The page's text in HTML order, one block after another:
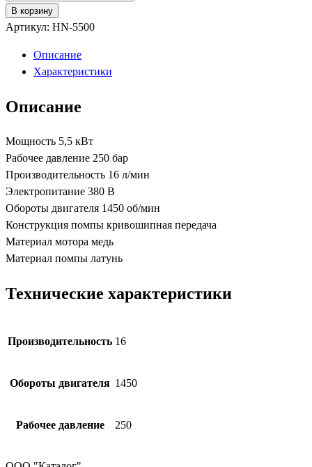
товара
Аппарат
давления
АВД
HN-
В корзину
Артикул: HN-5500
Описание
Характеристики
Описание
Мощность 5,5 кВт
Рабочее давление 250 бар
Производительность 16 л/мин
Электропитание 380 В
Обороты двигателя 1450 об/мин
Конструкция помпы кривошипная передача
Материал мотора медь
Материал помпы латунь
Технические характеристики
Производительность 16
Обороты двигателя 1450
Рабочее давление 250